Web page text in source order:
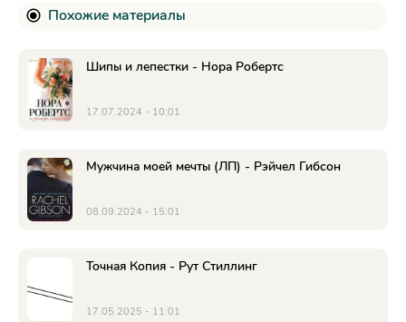
Похожие материалы
Шипы и лепестки - Нора Робертс
17.07.2024 - 10:01
Мужчина моей мечты (ЛП) - Рэйчел Гибсон
08.09.2024 - 15:01
Точная Копия - Рут Стиллинг
17.05.2025 - 11:01